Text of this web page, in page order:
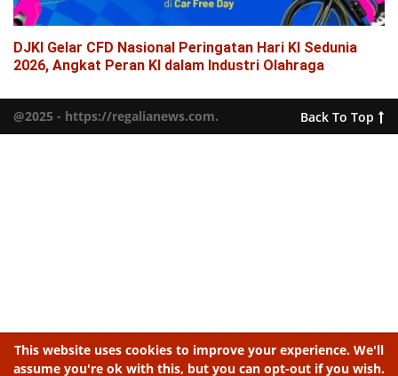
DJKI Gelar CFD Nasional Peringatan Hari KI Sedunia
2026, Angkat Peran KI dalam Industri Olahraga
@2025 - https://regalianews.com. Back To Top
This website uses cookies to improve your experience. We'll
assume you're ok with this, but you can opt-out if you wish.